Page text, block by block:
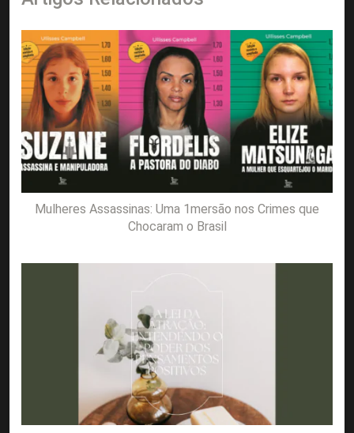
Mulheres Assassinas: Uma 1mersão nos Crimes que
Chocaram o Brasil